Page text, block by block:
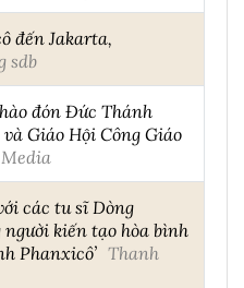
đến Jakarta,
sdb
đón Đức Thánh
Giáo Hội Công Giáo
các tu sĩ Dòng
người kiến tạo hòa bình
Phanxicô’ Thanh